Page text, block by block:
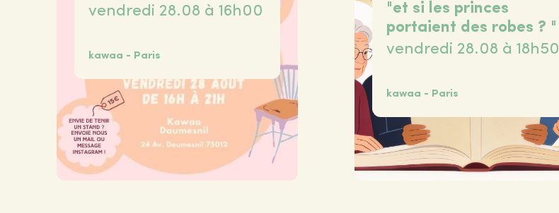
vendredi 28.08 à 16h00
kawaa - Paris
"et si les princes
portaient des robes ? "
vendredi 28.08 à 18h50
kawaa - Paris